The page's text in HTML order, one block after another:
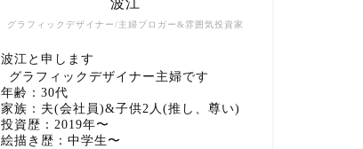
グラフィックデザイナー/主婦ブロガー&雰囲気投資家
波江
波江と申します
グラフィックデザイナー主婦です
年齢：30代
家族：夫(会社員)&子供2人(推し、尊い)
投資歴：2019年〜
絵描き歴：中学生〜